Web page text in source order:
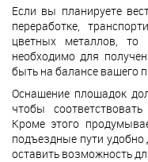
Если вы планируете
переработке,
цветных металлов, то
необходимо для
быть на балансе вашего
Оснащение площадок
чтобы
Кроме этого
подъездные пути
оставить возможность